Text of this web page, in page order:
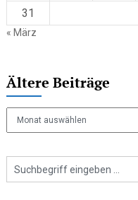
31
« März
Ältere Beiträge
Ältere